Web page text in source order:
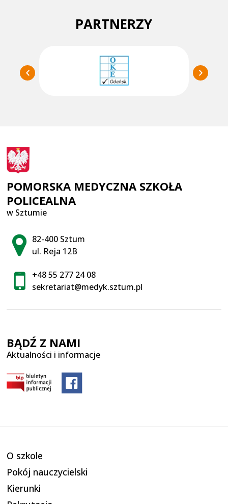
PARTNERZY
POMORSKA MEDYCZNA SZKOŁA
POLICEALNA
w Sztumie
Adres pocztowy:
82-400 Sztum
ul. Reja 12B
+48 55 277 24 08
sekretariat@medyk.sztum.pl
BĄDŹ Z NAMI
Aktualności i informacje
O szkole
Pokój nauczycielski
Kierunki